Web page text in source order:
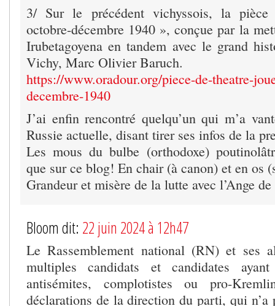
3/ Sur le précédent vichyssois, la pièce
octobre-décembre 1940 », conçue par la
Irubetagoyena en tandem avec le grand
Vichy, Marc Olivier Baruch.
https://www.oradour.org/piece-de-theatre-
decembre-1940
J’ai enfin rencontré quelqu’un qui m’a
Russie actuelle, disant tirer ses infos de la
Les mous du bulbe (orthodoxe)
que sur ce blog! En chair (à canon) et en os
Grandeur et misère de la lutte avec l’Ange
Bloom dit: 22 juin 2024 à 12h47
Le Rassemblement national (RN) et ses
multiples candidats et candidates
antisémites, complotistes ou pro-
déclarations de la direction du parti, qui n’a